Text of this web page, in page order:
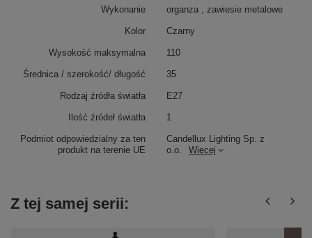
Podmiot odpowiedzialny za ten
produkt na terenie UE
Candellux Lighting Sp. z
o.o.
Więcej
Wykonanie organza , zawiesie metalowe
Kolor Czarny
Wysokość maksymalna 110
Średnica / szerokość/ długość 35
Rodzaj źródła światła E27
Ilość źródeł światła 1
Z tej samej serii: